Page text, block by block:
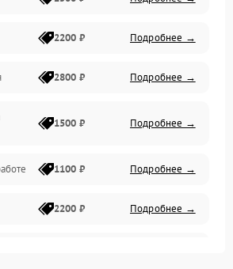
2200 ₽ Подробнее →
2800 ₽ Подробнее →
1500 ₽ Подробнее →
1100 ₽ Подробнее →
2200 ₽ Подробнее →